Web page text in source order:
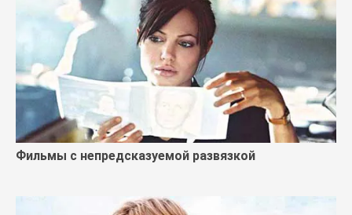
Фильмы с непредсказуемой развязкой